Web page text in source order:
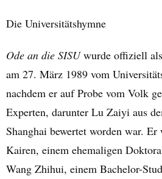
Die Universitätshymne
Ode an die SISUwurde offiziell
am 27. März 1989 vom
nachdem er auf Probe vom Volk
Experten, darunter Lu Zaiyi aus
Shanghai bewertet worden war.
Kairen, einem ehemaligen
Wang Zhihui, einem Bachelor-